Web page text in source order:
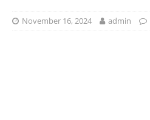
November 16, 2024 admin